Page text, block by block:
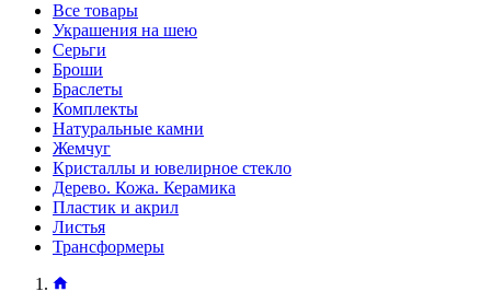
Все товары
Украшения на шею
Серьги
Броши
Браслеты
Комплекты
Натуральные камни
Жемчуг
Кристаллы и ювелирное стекло
Дерево. Кожа. Керамика
Пластик и акрил
Листья
Трансформеры